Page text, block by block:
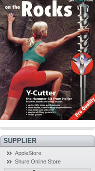
SUPPLIER
AppleStore
Shure Online Store